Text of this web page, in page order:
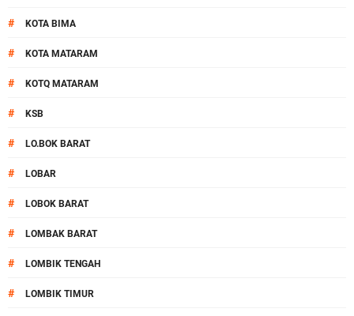
# KOTA BIMA
# KOTA MATARAM
# KOTQ MATARAM
# KSB
# LO.BOK BARAT
# LOBAR
# LOBOK BARAT
# LOMBAK BARAT
# LOMBIK TENGAH
# LOMBIK TIMUR